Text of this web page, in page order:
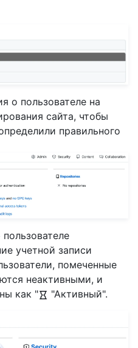
о пользователе на
сайта, чтобы
правильного
пользователе
учетной записи
помеченные
неактивными, и
как "
"Активный".